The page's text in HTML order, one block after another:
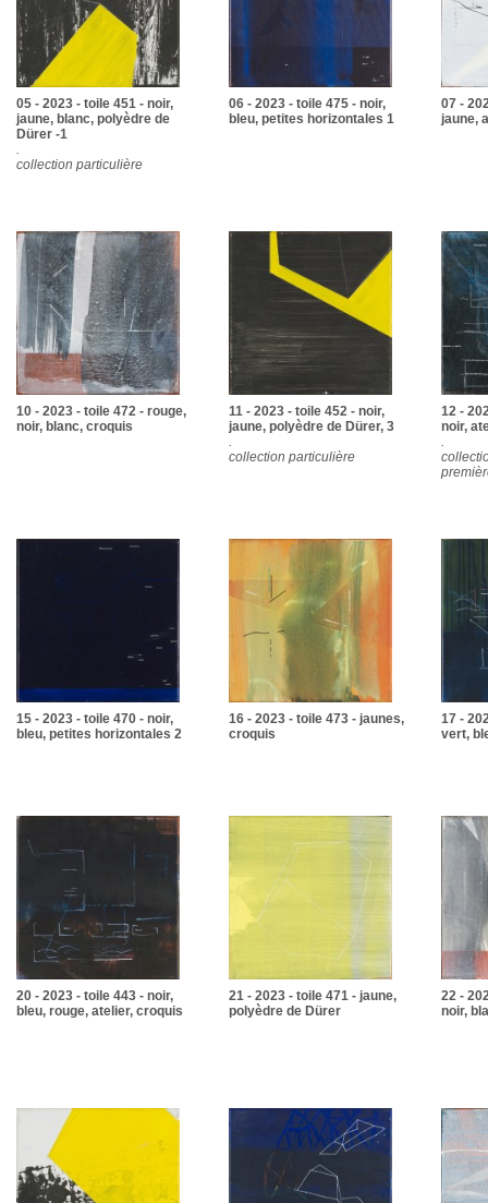
05 - 2023 - toile 451 - noir,
jaune, blanc, polyèdre de
Dürer -1
.
collection particulière
06 - 2023 - toile 475 - noir,
bleu, petites horizontales 1
07 -
jaune,
10 - 2023 - toile 472 - rouge,
noir, blanc, croquis
11 - 2023 - toile 452 - noir,
jaune, polyèdre de Dürer, 3
.
collection particulière
12 -
noir,
.
15 - 2023 - toile 470 - noir,
bleu, petites horizontales 2
16 - 2023 - toile 473 - jaunes,
croquis
17 -
vert,
20 - 2023 - toile 443 - noir,
bleu, rouge, atelier, croquis
21 - 2023 - toile 471 - jaune,
polyèdre de Dürer
22 -
noir,